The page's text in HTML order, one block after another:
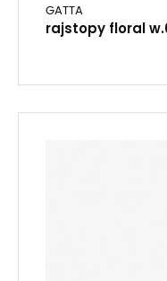
GATTA
rajstopy floral